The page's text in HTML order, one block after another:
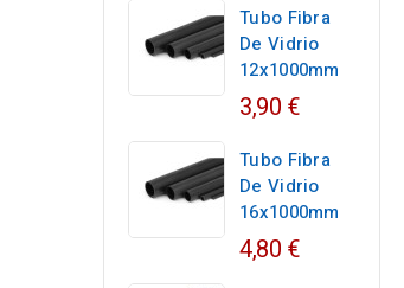
Tubo Fibra
De Vidrio
12x1000mm
3,90 €
Tubo Fibra
De Vidrio
16x1000mm
4,80 €